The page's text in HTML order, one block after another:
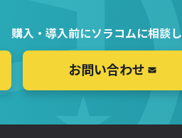
購入・導入前にソラコムに相談
お問い合わせ